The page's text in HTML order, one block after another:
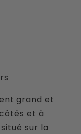
grand et
et à
sur la